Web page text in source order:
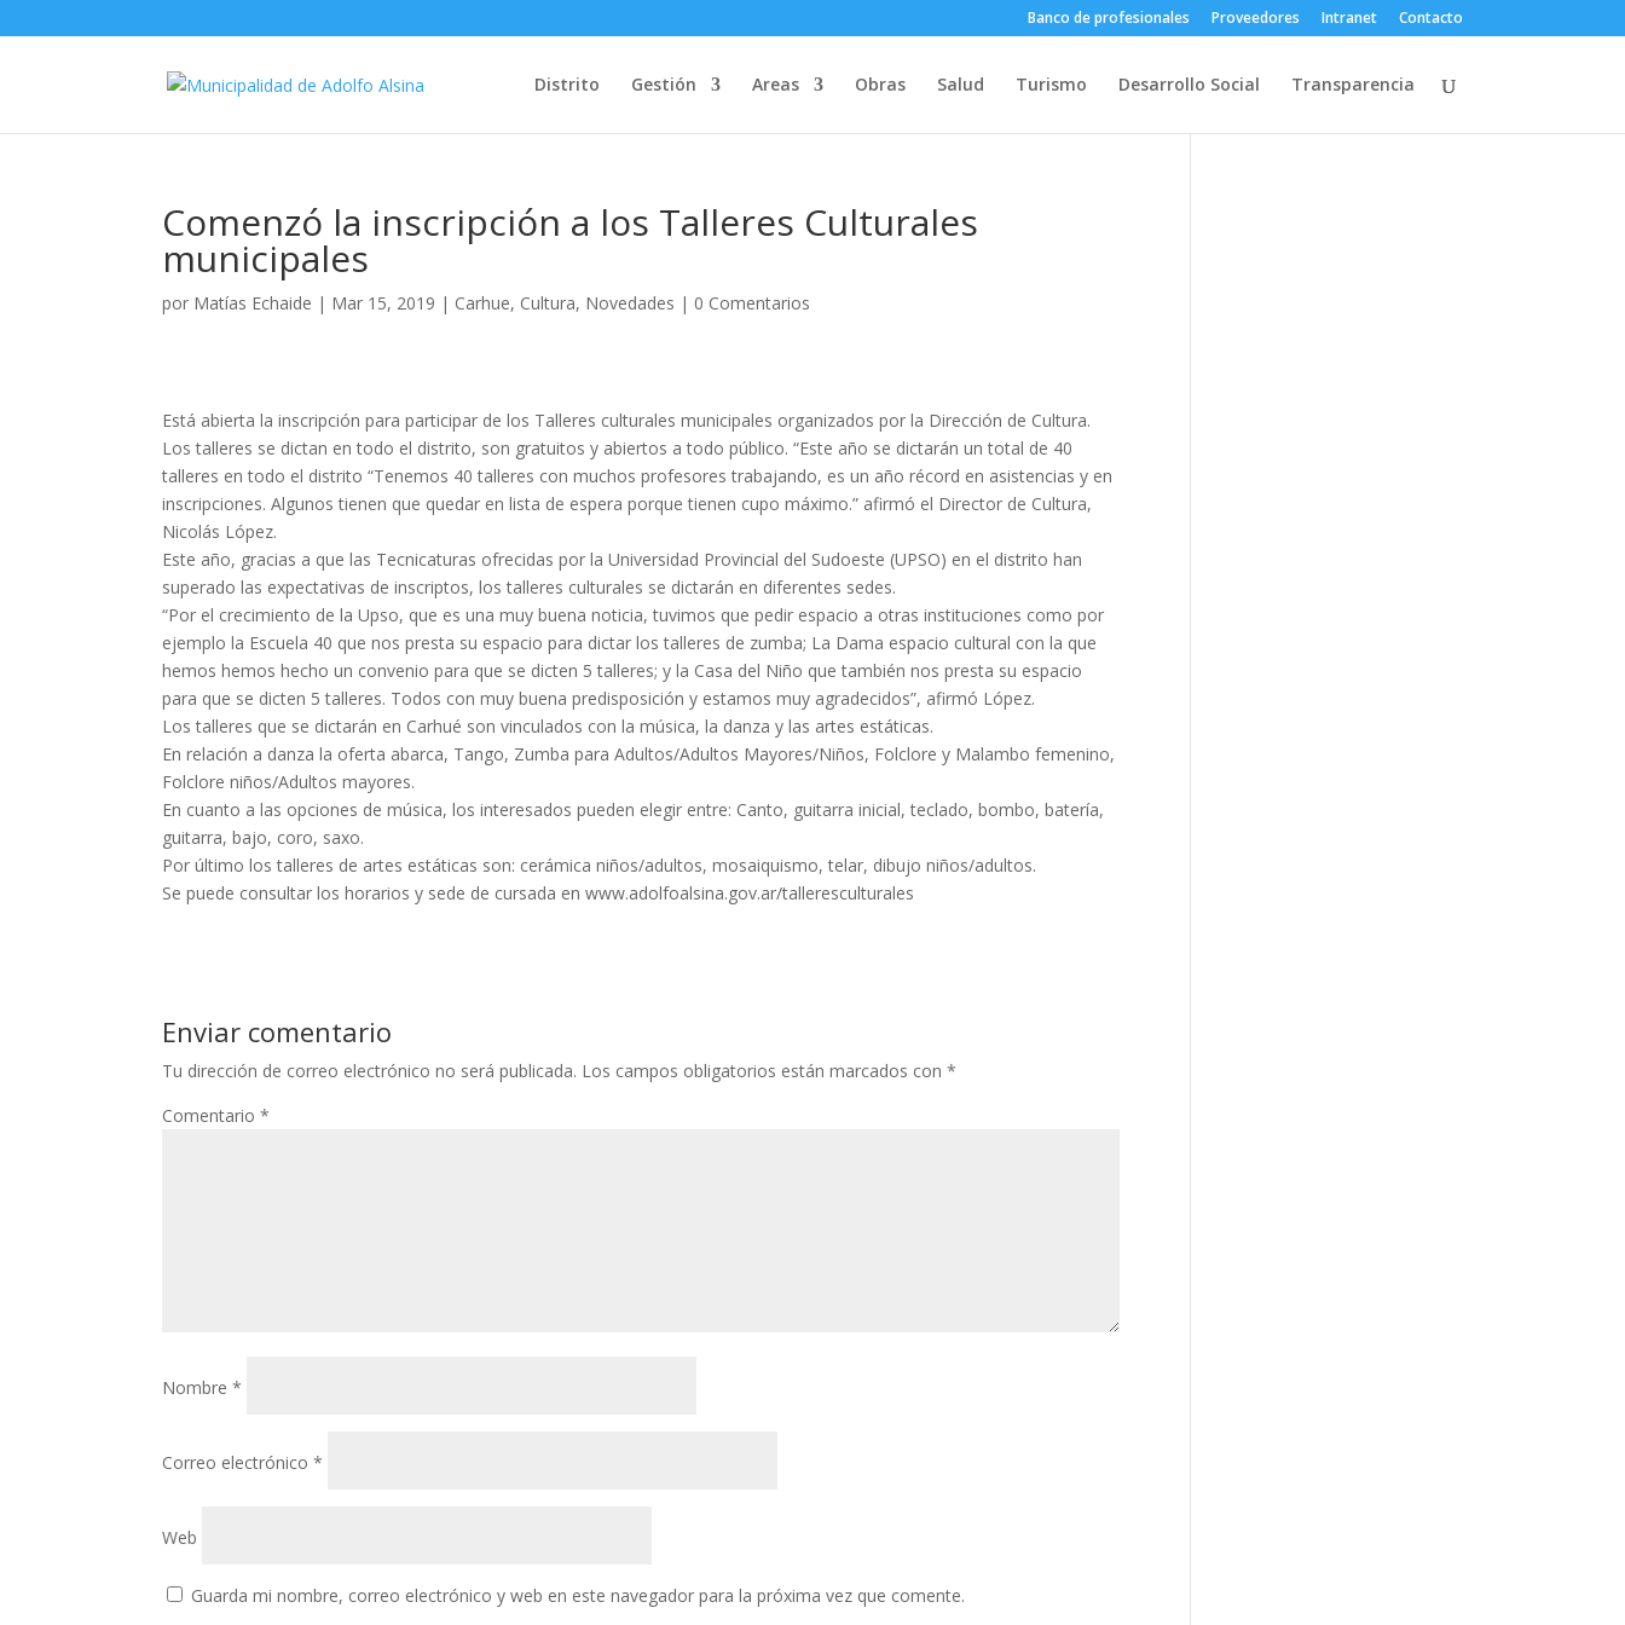
Banco de profesionales Proveedores Intranet Contacto
Distrito Gestión Areas Obras Salud Turismo Desarrollo Social Transparencia
Comenzó la inscripción a los Talleres Culturales
municipales
por Matías Echaide | Mar 15, 2019 | Carhue, Cultura, Novedades | 0 Comentarios
Está abierta la inscripción para participar de los Talleres culturales municipales organizados por la Dirección de Cultura.
Los talleres se dictan en todo el distrito, son gratuitos y abiertos a todo público. “Este año se dictarán un total de 40
talleres en todo el distrito “Tenemos 40 talleres con muchos profesores trabajando, es un año récord en asistencias y en
inscripciones. Algunos tienen que quedar en lista de espera porque tienen cupo máximo.” afirmó el Director de Cultura,
Nicolás López.
Este año, gracias a que las Tecnicaturas ofrecidas por la Universidad Provincial del Sudoeste (UPSO) en el distrito han
superado las expectativas de inscriptos, los talleres culturales se dictarán en diferentes sedes.
“Por el crecimiento de la Upso, que es una muy buena noticia, tuvimos que pedir espacio a otras instituciones como por
ejemplo la Escuela 40 que nos presta su espacio para dictar los talleres de zumba; La Dama espacio cultural con la que
hemos hemos hecho un convenio para que se dicten 5 talleres; y la Casa del Niño que también nos presta su espacio
para que se dicten 5 talleres. Todos con muy buena predisposición y estamos muy agradecidos”, afirmó López.
Los talleres que se dictarán en Carhué son vinculados con la música, la danza y las artes estáticas.
En relación a danza la oferta abarca, Tango, Zumba para Adultos/Adultos Mayores/Niños, Folclore y Malambo femenino,
Folclore niños/Adultos mayores.
En cuanto a las opciones de música, los interesados pueden elegir entre: Canto, guitarra inicial, teclado, bombo, batería,
guitarra, bajo, coro, saxo.
Por último los talleres de artes estáticas son: cerámica niños/adultos, mosaiquismo, telar, dibujo niños/adultos.
Se puede consultar los horarios y sede de cursada en www.adolfoalsina.gov.ar/talleresculturales
Enviar comentario
Tu dirección de correo electrónico no será publicada. Los campos obligatorios están marcados con*
Comentario*
Nombre*
Correo electrónico*
Web
Guarda mi nombre, correo electrónico y web en este navegador para la próxima vez que comente.